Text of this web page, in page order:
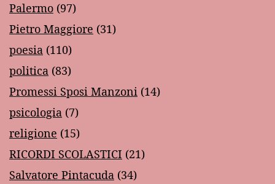
Palermo (97)
Pietro Maggiore (31)
poesia (110)
politica (83)
Promessi Sposi Manzoni (14)
psicologia (7)
religione (15)
RICORDI SCOLASTICI (21)
Salvatore Pintacuda (34)